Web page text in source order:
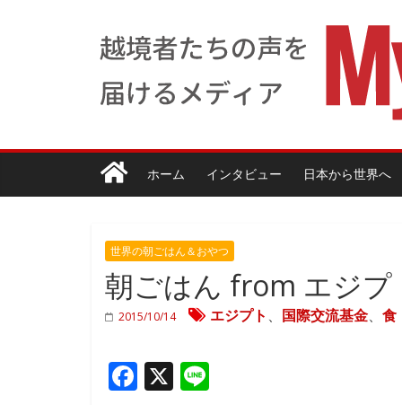
ホーム インタビュー 日本から世界へ
世界の朝ごはん＆おやつ
朝ごはん from エジプ
2015/10/14 エジプト 、 国際交流基金、 食
F X